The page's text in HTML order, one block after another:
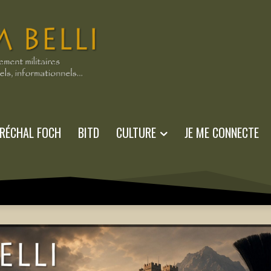
FOCH BITD CULTURE JE ME CONNECTE